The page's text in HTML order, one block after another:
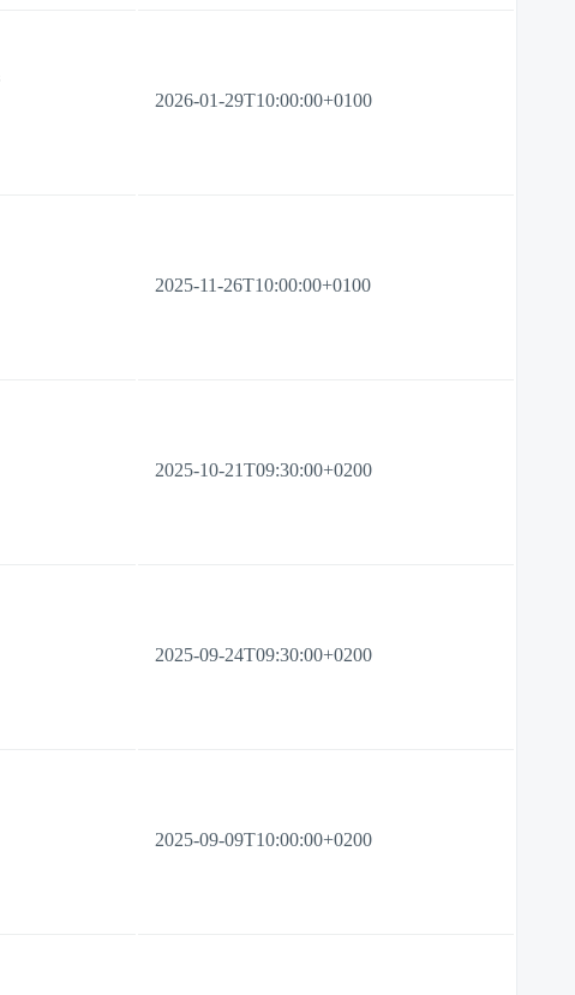
2026-01-29T10:00:00+0100
2025-11-26T10:00:00+0100
2025-10-21T09:30:00+0200
2025-09-24T09:30:00+0200
2025-09-09T10:00:00+0200